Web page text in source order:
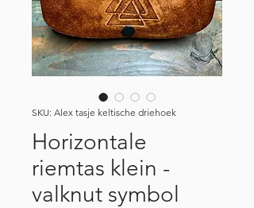
SKU: Alex tasje keltische driehoek
Horizontale
riemtas klein -
valknut symbol